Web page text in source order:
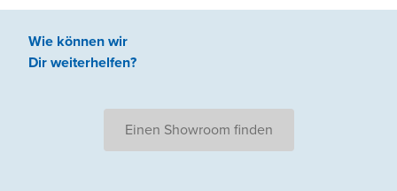
Wie können wir
Dir weiterhelfen?
Einen Showroom finden